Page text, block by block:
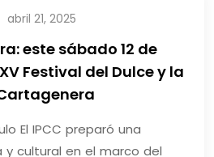
abril 21, 2025
este sábado 12 de
Festival del Dulce y la
El IPCC preparó una
cultural en el marco del